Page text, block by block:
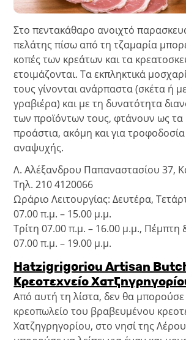
Στο πεντακάθαρο ανοιχτό
πελάτης πίσω από τη τζαμαρία
κοπές των κρεάτων και τα
ετοιμάζονται. Τα εκπληκτικά
τους γίνονται ανάρπαστα (σκέτα ή
γραβιέρα) και με τη δυνατότητα
των προϊόντων τους, φτάνουν ως τα
προάστια, ακόμη και για
αναψυχής.
Λ. Αλέξανδρου Παπαναστασίου 37,
Τηλ. 210 4120066
Ωράριο Λειτουργίας: Δευτέρα,
07.00 π.μ. – 15.00 μ.μ.
Τρίτη 07.00 π.μ. – 16.00 μ.μ.,
07.00 π.μ. – 19.00 μ.μ.
Hatzigrigoriou Artisan
Κρεοτεχνείο
Από αυτή τη λίστα, δεν θα μπορούσε
κρεοπωλείο του βραβευμένου
Χατζηγρηγορίου, στο νησί της